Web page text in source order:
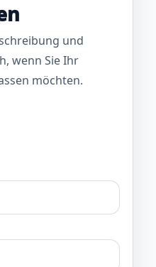
und
wenn Sie Ihr
möchten.